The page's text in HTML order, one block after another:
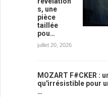
s, une
pièce
taillée
pou…
juillet 20, 2026
MOZART F#CKER :
qu'irrésistible pour
…